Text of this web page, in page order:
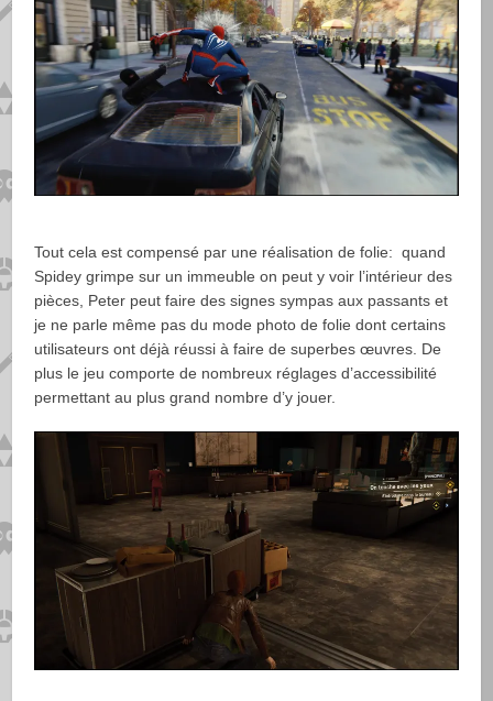
Tout cela est compensé par une réalisation de folie: quand
Spidey grimpe sur un immeuble on peut y voir l’intérieur des
pièces, Peter peut faire des signes sympas aux passants et
je ne parle même pas du mode photo de folie dont certains
utilisateurs ont déjà réussi à faire de superbes œuvres. De
plus le jeu comporte de nombreux réglages d’accessibilité
permettant au plus grand nombre d’y jouer.